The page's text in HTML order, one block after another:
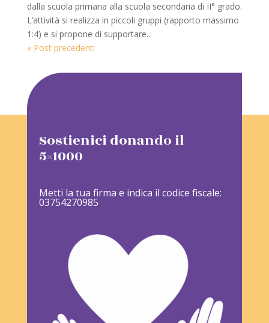
dalla scuola primaria alla scuola secondaria di II° grado.
L’attività si realizza in piccoli gruppi (rapporto massimo
1:4) e si propone di supportare...
« Post precedenti
Sostienici donando il
5×1000
Metti la tua firma e indica il codice fiscale:
03754270985